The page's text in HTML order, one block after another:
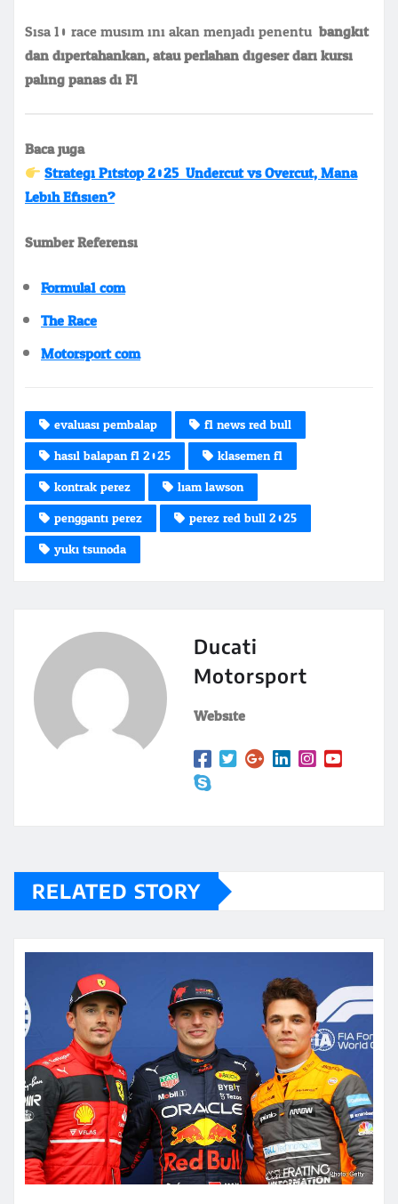
Sisa 10 race musim ini akan menjadi penentu: bangkit
dan dipertahankan, atau perlahan digeser dari kursi
paling panas di F1.
Baca juga:
Strategi Pitstop 2025: Undercut vs Overcut, Mana
Lebih Efisien?
Sumber Referensi:
Formula1.com
The Race
Motorsport.com
evaluasi pembalap
f1 news red bull
hasil balapan f1 2025
klasemen f1
kontrak perez
liam lawson
pengganti perez
perez red bull 2025
yuki tsunoda
Ducati
Motorsport
Website:
RELATED STORY